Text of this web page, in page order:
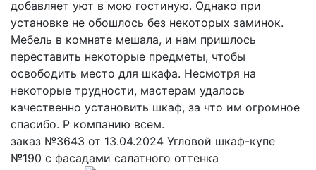
добавляет уют в мою гостиную. Однако при
установке не обошлось без некоторых заминок.
Мебель в комнате мешала, и нам пришлось
переставить некоторые предметы, чтобы
освободить место для шкафа. Несмотря на
некоторые трудности, мастерам удалось
качественно установить шкаф, за что им огромное
спасибо. Р компанию всем.
заказ №3643 от 13.04.2024 Угловой шкаф-купе
№190 с фасадами салатного оттенка